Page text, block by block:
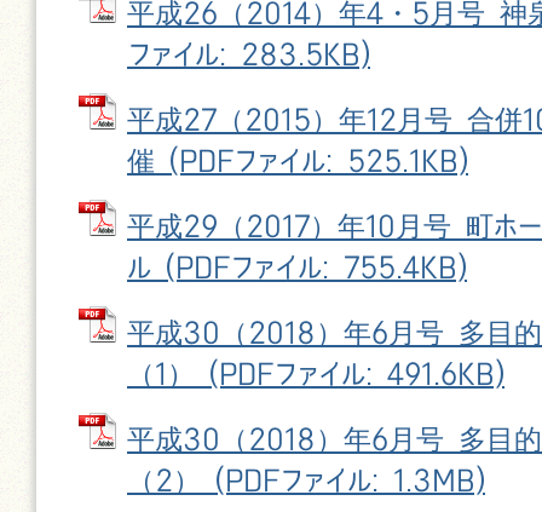
平成26（2014）年4・5月号 神
ファイル: 283.5KB)
平成27（2015）年12月号 合併
催 (PDFファイル: 525.1KB)
平成29（2017）年10月号 町ホー
ル (PDFファイル: 755.4KB)
平成30（2018）年6月号 多目
（1） (PDFファイル: 491.6KB)
平成30（2018）年6月号 多目
（2） (PDFファイル: 1.3MB)